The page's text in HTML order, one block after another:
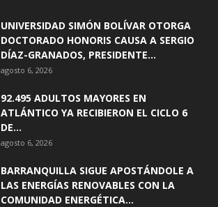
UNIVERSIDAD SIMÓN BOLÍVAR OTORGA
DOCTORADO HONORIS CAUSA A SERGIO
DÍAZ-GRANADOS, PRESIDENTE...
agosto 6, 2026
92.495 ADULTOS MAYORES EN
ATLÁNTICO YA RECIBIERON EL CICLO 6
DE...
agosto 6, 2026
BARRANQUILLA SIGUE APOSTÁNDOLE A
LAS ENERGÍAS RENOVABLES CON LA
COMUNIDAD ENERGÉTICA...